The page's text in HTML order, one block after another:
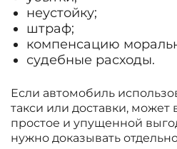
неустойку;
штраф;
компенсацию
судебные расходы.
Если автомобиль
такси или доставки, может
простое и упущенной
нужно доказывать